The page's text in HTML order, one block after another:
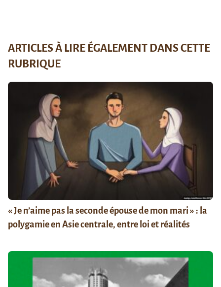
ARTICLES À LIRE ÉGALEMENT DANS CETTE
RUBRIQUE
« Je n’aime pas la seconde épouse de mon mari » : la
polygamie en Asie centrale, entre loi et réalités